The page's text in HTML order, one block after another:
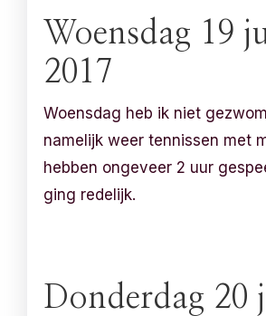
Woensdag 19
2017
Woensdag heb ik niet
namelijk weer tennissen met
hebben ongeveer 2 uur
ging redelijk.
Donderdag 20